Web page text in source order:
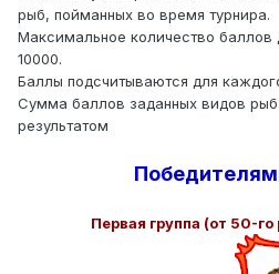
рыб, пойманных во время турнира.
Максимальное количество
10000.
Баллы подсчитываются для
Сумма баллов заданных видов рыб
результатом
Первая группа (от 50-